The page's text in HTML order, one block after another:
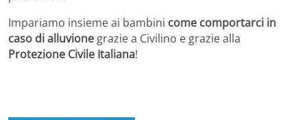
Impariamo insieme ai bambini come comportarci in
caso di alluvione grazie a Civilino e grazie alla
Protezione Civile Italiana!